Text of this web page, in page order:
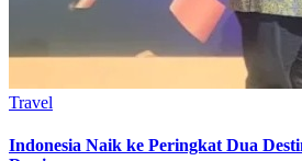
Travel
Indonesia Naik ke Peringkat Dua